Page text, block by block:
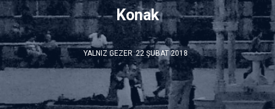
Konak
YALNIZ GEZER 22 ŞUBAT 2018